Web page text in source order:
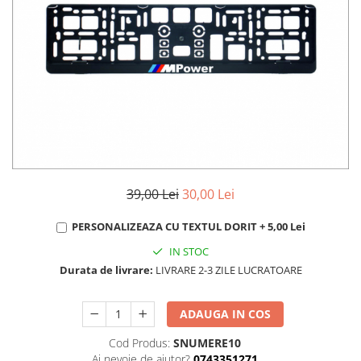
MERCEDES
PEUGEOT
VOLVO
TOP VANZARI
STICKERE CAMUFLAJ
STICKERE PENTRU FIRME
39,00 Lei30,00 Lei
PERSONALIZEAZA CU TEXTUL DORIT + 5,00 Lei
IN STOC
Durata de livrare: LIVRARE 2-3 ZILE LUCRATOARE
ADAUGA IN COS
Cod Produs: SNUMERE10